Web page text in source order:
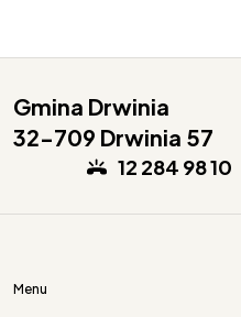
Gmina Drwinia
32-709 Drwinia 57
12 284 98 10
Menu